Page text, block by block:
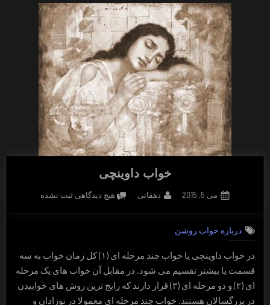
خواب داوینچی
Posted
می 5, 2015 By
دهقانی هیچ دیدگاهیبرای
ثبت نشده
درباره خواب روشن
در خواب داوینچی یا خواب چند مرحله ای (۱) کل زمان خواب به سه
قسمت یا بیشتر تقسیم می شود. در مقابل آن خواب های یک مرحله
ای (۲) و دو مرحله ای (۳) قرار دارند که رایج ترین روش های خوابیدن
در بزرگسالان هستند. خواب چند مرحله ای معمولا در نوزادان و